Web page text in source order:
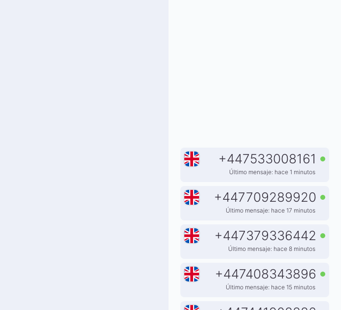
+447533008161
Último mensaje: hace 1 minutos
+447709289920
Último mensaje: hace 17 minutos
+447379336442
Último mensaje: hace 8 minutos
+447408343896
Último mensaje: hace 15 minutos